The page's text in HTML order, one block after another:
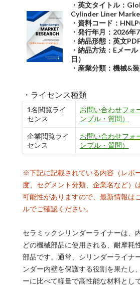
・英文タイトル：
Cylinder Liner
・資料コード：
・発行年月：2026年
・納品形態：英文
・納品方法：Eメー
日）
・産業分類：機械&
・ライセンス種類
1名閲覧ライ
センス
お問い合わせフォ
ンプル・質問）
企業閲覧ライ
センス
お問い合わせフォ
ンプル・質問）
※下記に記載されている内容（レポ
度、セグメント分類、企業名など）
可能性がありますので、最新情報は
ルでご確認ください。
セラミックシリンダーライナーは、
どの機械部品に使用される、耐摩耗
部品です。通常、シリンダーライナ
ンダー内壁を保護する役割を果たし
ーに比べて軽量で高性能な材料とし